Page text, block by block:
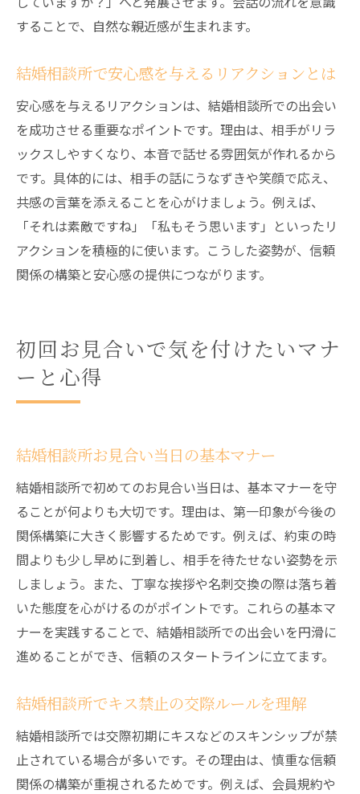
することで、自然な親近感が生まれます。
結婚相談所で安心感を与えるリアクションとは
安心感を与えるリアクションは、結婚相談所での出会い
を成功させる重要なポイントです。理由は、相手がリラ
ックスしやすくなり、本音で話せる雰囲気が作れるから
です。具体的には、相手の話にうなずきや笑顔で応え、
共感の言葉を添えることを心がけましょう。例えば、
「それは素敵ですね」「私もそう思います」といったリ
アクションを積極的に使います。こうした姿勢が、信頼
関係の構築と安心感の提供につながります。
初回お見合いで気を付けたいマナ
ーと心得
結婚相談所お見合い当日の基本マナー
結婚相談所で初めてのお見合い当日は、基本マナーを守
ることが何よりも大切です。理由は、第一印象が今後の
関係構築に大きく影響するためです。例えば、約束の時
間よりも少し早めに到着し、相手を待たせない姿勢を示
しましょう。また、丁寧な挨拶や名刺交換の際は落ち着
いた態度を心がけるのがポイントです。これらの基本マ
ナーを実践することで、結婚相談所での出会いを円滑に
進めることができ、信頼のスタートラインに立てます。
結婚相談所でキス禁止の交際ルールを理解
結婚相談所では交際初期にキスなどのスキンシップが禁
止されている場合が多いです。その理由は、慎重な信頼
関係の構築が重視されるためです。例えば、会員規約や